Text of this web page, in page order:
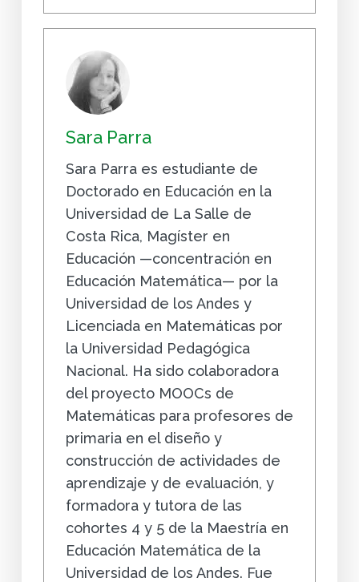
Sara Parra
Sara Parra es estudiante de
Doctorado en Educación en la
Universidad de La Salle de
Costa Rica, Magíster en
Educación —concentración en
Educación Matemática— por la
Universidad de los Andes y
Licenciada en Matemáticas por
la Universidad Pedagógica
Nacional. Ha sido colaboradora
del proyecto MOOCs de
Matemáticas para profesores de
primaria en el diseño y
construcción de actividades de
aprendizaje y de evaluación, y
formadora y tutora de las
cohortes 4 y 5 de la Maestría en
Educación Matemática de la
Universidad de los Andes. Fue